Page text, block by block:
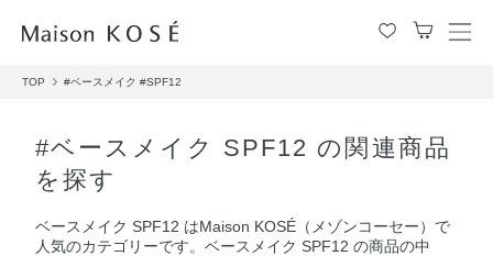
メ
TOP #ベースメイク #SPF12
#ベースメイク SPF12 の関連商品
を探す
ベースメイク SPF12 はMaison KOSÉ（メゾンコーセー）で
人気のカテゴリーです。ベースメイク SPF12 の商品の中